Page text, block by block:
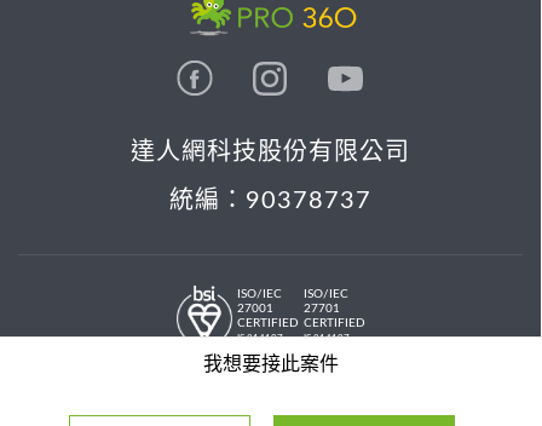
我想要接此案件
達人網科技股份有限公司
統編：90378737
ISO/IEC
27001
CERTIFIED
IS 814197
ISO/IEC
27701
CERTIFIED
IS 814197
© 2026 PRO36O. All rights reserved.